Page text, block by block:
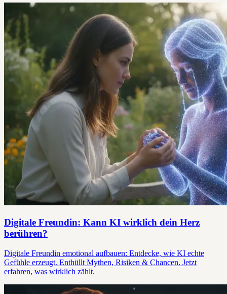
Digitale Freundin: Kann KI wirklich dein Herz
berühren?
Digitale Freundin emotional aufbauen: Entdecke, wie KI echte
Gefühle erzeugt. Enthüllt Mythen, Risiken & Chancen. Jetzt
erfahren, was wirklich zählt.